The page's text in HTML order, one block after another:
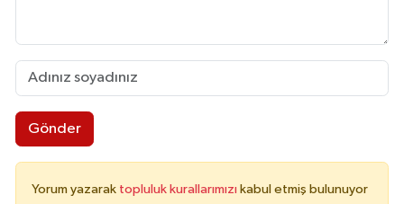
Gönder
Yorum yazarak topluluk kurallarımızı kabul etmiş bulunuyor